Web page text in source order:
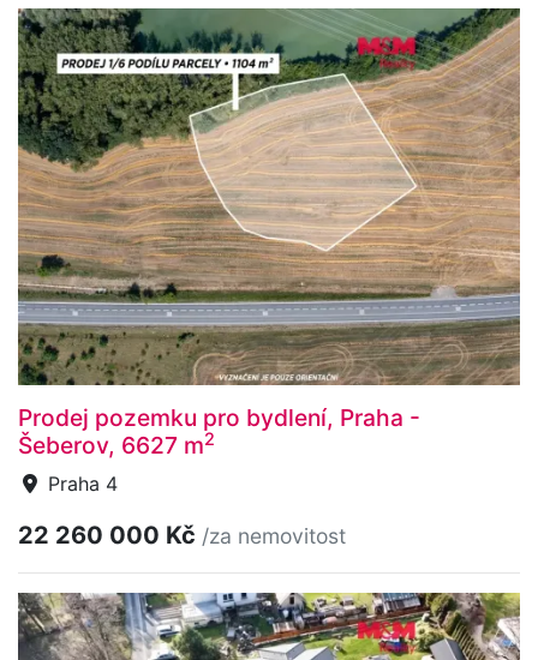
Prodej pozemku pro bydlení, Praha -
Šeberov, 6627 m2
Praha 4
22 260 000 Kč /za nemovitost